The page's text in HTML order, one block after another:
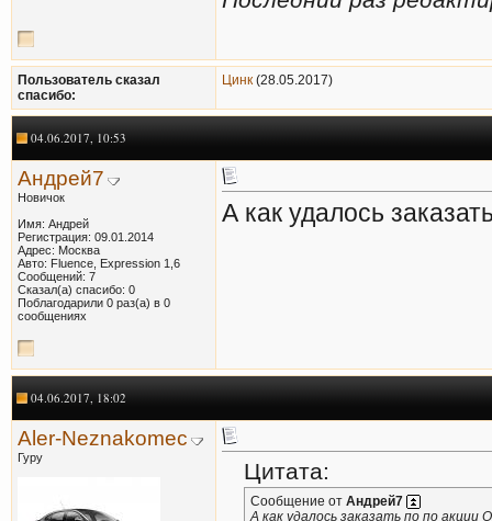
Пользователь сказал
cпасибо:
Цинк (28.05.2017)
04.06.2017, 10:53
Андрей7
Новичок
Имя: Андрей
Регистрация: 09.01.2014
Адрес: Москва
Авто: Fluence, Expression 1,6
Сообщений: 7
Сказал(а) спасибо: 0
Поблагодарили 0 раз(а) в 0
сообщениях
А как удалось
04.06.2017, 18:02
Aler-Neznakomec
Гуру
Цитата:
Сообщение от Андрей7
А как удалось заказать по по акции